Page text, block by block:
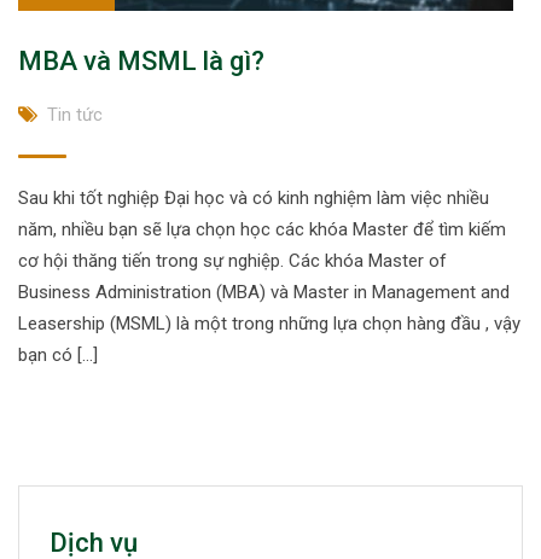
MBA và MSML là gì?
Tin tức
Sau khi tốt nghiệp Đại học và có kinh nghiệm làm việc nhiều
năm, nhiều bạn sẽ lựa chọn học các khóa Master để tìm kiếm
cơ hội thăng tiến trong sự nghiệp. Các khóa Master of
Business Administration (MBA) và Master in Management and
Leasership (MSML) là một trong những lựa chọn hàng đầu , vậy
bạn có […]
Dịch vụ